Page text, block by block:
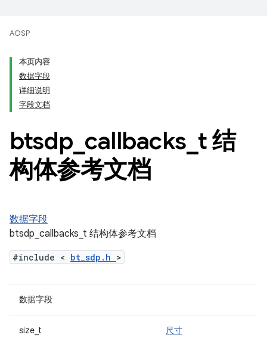
AOSP
本页内容
数据字段
详细说明
字段文档
btsdp callbacks t 结
构体参考文档
数据字段
btsdp_callbacks_t 结构体参考文档
#include < bt_sdp.h >
数据字段
size_t 尺寸